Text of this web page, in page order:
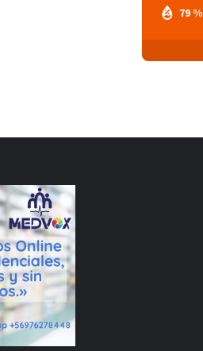
79 %